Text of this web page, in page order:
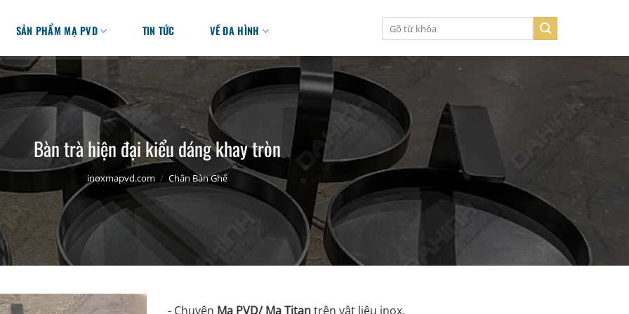
SẢN PHẨM MẠ PVD TIN TỨC VỀ ĐA HÌNH
kiếm:
Bàn trà hiện đại kiểu dáng khay tròn
inoxmapvd.com / Chân Bàn Ghế
- Chuyên Mạ PVD/ Mạ Titantrên vật liệu inox.